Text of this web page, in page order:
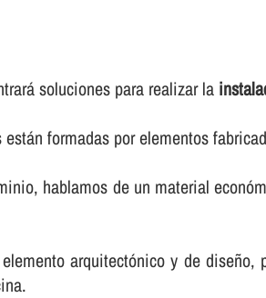
soluciones para realizar la
están formadas por elementos
hablamos de un material
arquitectónico y de